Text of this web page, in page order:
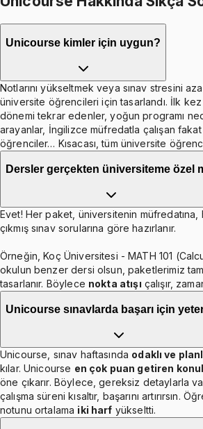
Unicourse kimler için uygun?
Notlarını yükseltmek veya sınav stresini
üniversite öğrencileri için tasarlandı. İlk
dönemi tekrar edenler, yoğun programı
arayanlar, İngilizce müfredatla çalışan
öğrenciler… Kısacası, tüm üniversite
Dersler gerçekten üniversiteme özel
Evet! Her paket, üniversitenin müfredatına,
çıkmış sınav sorularına göre hazırlanır.
Örneğin, Koç Üniversitesi - MATH 101
okulun benzer dersi olsun, paketlerimiz
tasarlanır. Böylece nokta atışı çalışır,
Unicourse sınavlarda başarı için
Unicourse, sınav haftasında odaklı ve
kılar. Unicourse en çok puan getiren
öne çıkarır. Böylece, gereksiz detaylarla
çalışma süreni kısaltır, başarını artırırsın.
notunu ortalama iki harf yükseltti.